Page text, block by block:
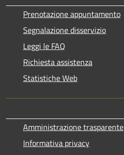
Prenotazione appuntamento
Segnalazione disservizio
Leggi le FAQ
Richiesta assistenza
Statistiche Web
Amministrazione trasparente
Informativa privacy